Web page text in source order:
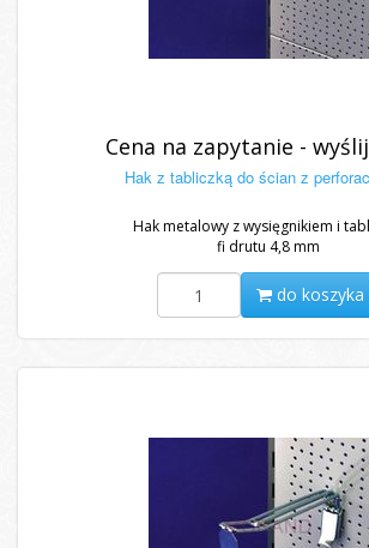
Cena na zapytanie -
Hak z tabliczką do ścian z
Hak metalowy z wysięgnikiem i
fi drutu 4,8 mm
do koszyka